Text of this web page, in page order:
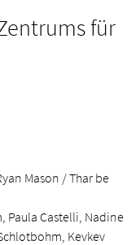
für
Mason / Thar be
Paula Castelli, Nadine
Kevkev